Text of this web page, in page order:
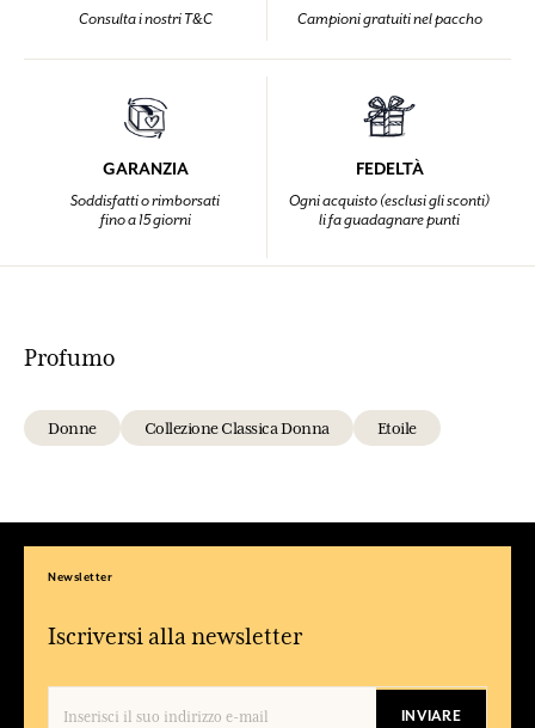
Consulta i nostri T&C Campioni gratuiti nel paccho
GARANZIA
Soddisfatti o rimborsati
fino a 15 giorni
FEDELTÀ
Ogni acquisto (esclusi gli sconti)
li fa guadagnare punti
Profumo
Donne Collezione Classica Donna Etoile
Newsletter
Iscriversi alla newsletter
INVIARE